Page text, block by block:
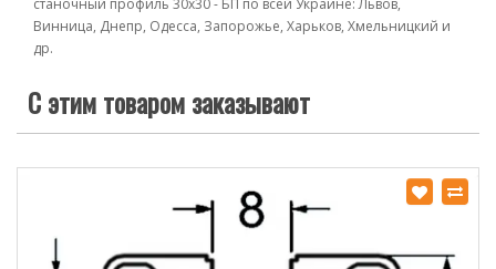
станочный профиль 30х30 - БП по всей Украине: Львов,
Винница, Днепр, Одесса, Запорожье, Харьков, Хмельницкий и
др.
С этим товаром заказывают